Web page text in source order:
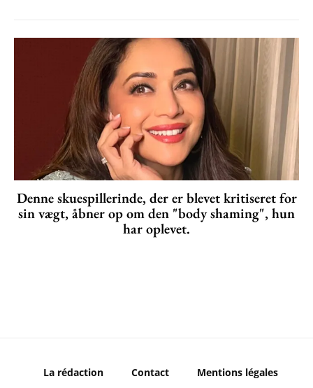
Denne skuespillerinde, der er blevet kritiseret for
sin vægt, åbner op om den "body shaming", hun
har oplevet.
La rédaction Contact Mentions légales